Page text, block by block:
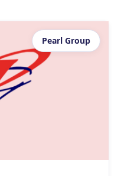
Pearl Group